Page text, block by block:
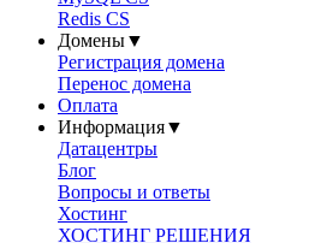
Redis CS
Домены▼
Регистрация домена
Перенос домена
Оплата
Информация▼
Датацентры
Блог
Вопросы и ответы
Хостинг
ХОСТИНГ РЕШЕНИЯ